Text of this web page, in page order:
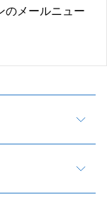
のメールニュー